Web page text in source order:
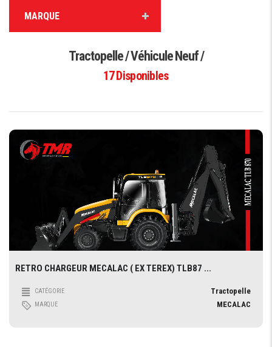
MARQUE
Tractopelle / Véhicule Neuf /
17Disponibles
RETRO CHARGEUR MECALAC ( EX TEREX) TLB87 ...
CATÉGORIE Tractopelle
MARQUE MECALAC